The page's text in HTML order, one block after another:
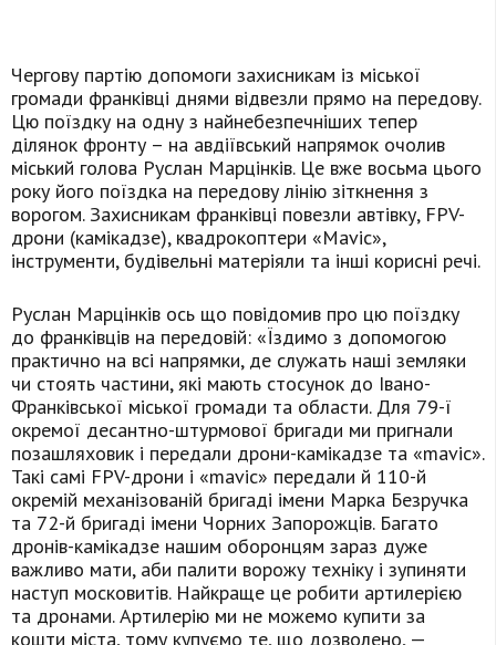
Чергову партію допомоги захисникам із міської
громади франківці днями відвезли прямо на передову.
Цю поїздку на одну з найнебезпечніших тепер
ділянок фронту – на авдіївський напрямок очолив
міський голова Руслан Марцінків. Це вже восьма цього
року його поїздка на передову лінію зіткнення з
ворогом. Захисникам франківці повезли автівку, FPV-
дрони (камікадзе), квадрокоптери «Mavic»,
інструменти, будівельні матеріяли та інші корисні речі.
Руслан Марцінків ось що повідомив про цю поїздку
до франківців на передовій: «Їздимо з допомогою
практично на всі напрямки, де служать наші земляки
чи стоять частини, які мають стосунок до Івано-
Франківської міської громади та области. Для 79-ї
окремої десантно-штурмової бригади ми пригнали
позашляховик і передали дрони-камікадзе та «mavic».
Такі самі FPV-дрони і «mavic» передали й 110-й
окремій механізованій бригаді імени Марка Безручка
та 72-й бригаді імени Чорних Запорожців. Багато
дронів-камікадзе нашим оборонцям зараз дуже
важливо мати, аби палити ворожу техніку і зупиняти
наступ московитів. Найкраще це робити артилерією
та дронами. Артилерію ми не можемо купити за
кошти міста, тому купуємо те, що дозволено, —